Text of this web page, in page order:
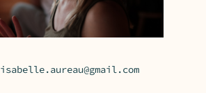
isabelle.aureau@gmail.com